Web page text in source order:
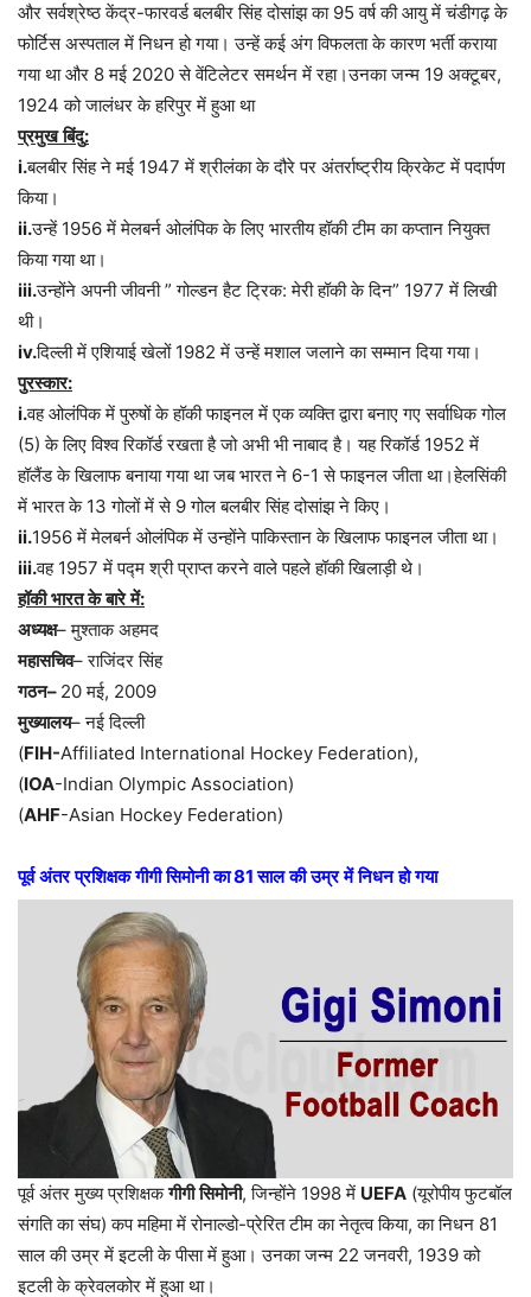
और सर्वश्रेष्ठ केंद्र-फारवर्ड बलबीर सिंह दोसांझ का 95 वर्ष की आयु में चंडीगढ़ के
फोर्टिस अस्पताल में निधन हो गया। उन्हें कई अंग विफलता के कारण भर्ती कराया
गया था और 8 मई 2020 से वेंटिलेटर समर्थन में रहा।उनका जन्म 19 अक्टूबर,
1924 को जालंधर के हरिपुर में हुआ था
प्रमुख बिंदु:
i.बलबीर सिंह ने मई 1947में श्रीलंका के दौरे पर अंतर्राष्ट्रीय क्रिकेट में पदार्पण
किया।
ii.उन्हें1956में मेलबर्न ओलंपिक के लिए भारतीय हॉकी टीम का कप्तान नियुक्त
किया गया था।
iii.उन्होंने अपनी जीवनी”गोल्डन हैट ट्रिक:मेरी हॉकी के दिन” 1977में लिखी
थी।
iv.दिल्ली में एशियाई खेलों1982में उन्हें मशाल जलाने का सम्मान दिया गया।
पुरस्कार:
i.वह ओलंपिक में पुरुषों के हॉकी फाइनल में एक व्यक्ति द्वारा बनाए गए सर्वाधिक गोल
(5)के लिए विश्व रिकॉर्ड रखता है जो अभी भी नाबाद है। यह रिकॉर्ड1952में
हॉलैंड के खिलाफ बनाया गया था जब भारत ने 6-1से फाइनल जीता था।हेलसिंकी
में भारत के13गोलों में से9गोल बलबीर सिंह दोसांझ ने किए।
ii.1956में मेलबर्न ओलंपिक में उन्होंने पाकिस्तान के खिलाफ फाइनल जीता था।
iii.वह1957में पद्म श्री प्राप्त करने वाले पहले हॉकी खिलाड़ी थे।
हॉकी भारत के बारे में:
अध्यक्ष–मुश्ताक अहमद
महासचिव–राजिंदर सिंह
गठन– 20मई, 2009
मुख्यालय–नई दिल्ली
(FIH-Affiliated International Hockey Federation),
(IOA-Indian Olympic Association)
(AHF-Asian Hockey Federation)
पूर्व अंतर प्रशिक्षक गीगी सिमोनी का81साल की उम्र में निधन हो गया
पूर्व अंतर मुख्य प्रशिक्षकगीगी सिमोनी, जिन्होंने 1998 में UEFA (यूरोपीय फुटबॉल
संगति का संघ) कप महिमा में रोनाल्डो-प्रेरित टीम का नेतृत्व किया, का निधन 81
साल की उम्र में इटली के पीसा में हुआ। उनका जन्म 22 जनवरी, 1939 को
इटली के क्रेवलकोर में हुआ था।